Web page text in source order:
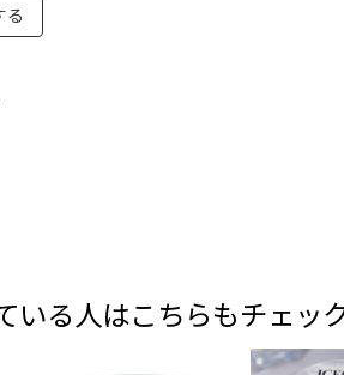
る
いる人はこちらもチェッ